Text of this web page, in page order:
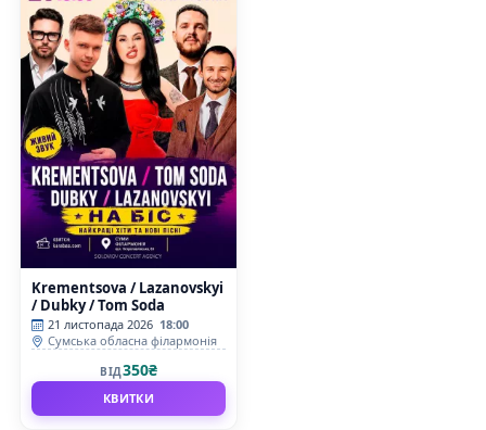
Krementsova / Lazanovskyi
/ Dubky / Tom Soda
21 листопада 2026 18:00
Сумська обласна філармонія
ВІД350₴
КВИТКИ